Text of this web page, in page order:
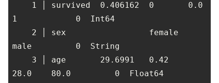
1 │ survived 0.406162 0
0.0
1
0
  Int64
2 │ sex                 female
male 0
  String
3 │ age 29.6991
0.42
28.0
80.0 0
  Float64